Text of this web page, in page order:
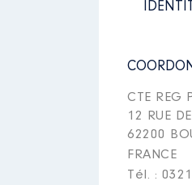
CTE REG
12 RUE
62200
FRANCE
Tél. :